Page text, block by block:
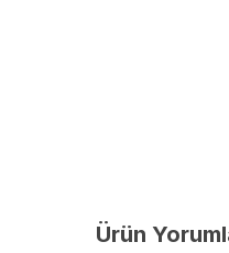
Ürün